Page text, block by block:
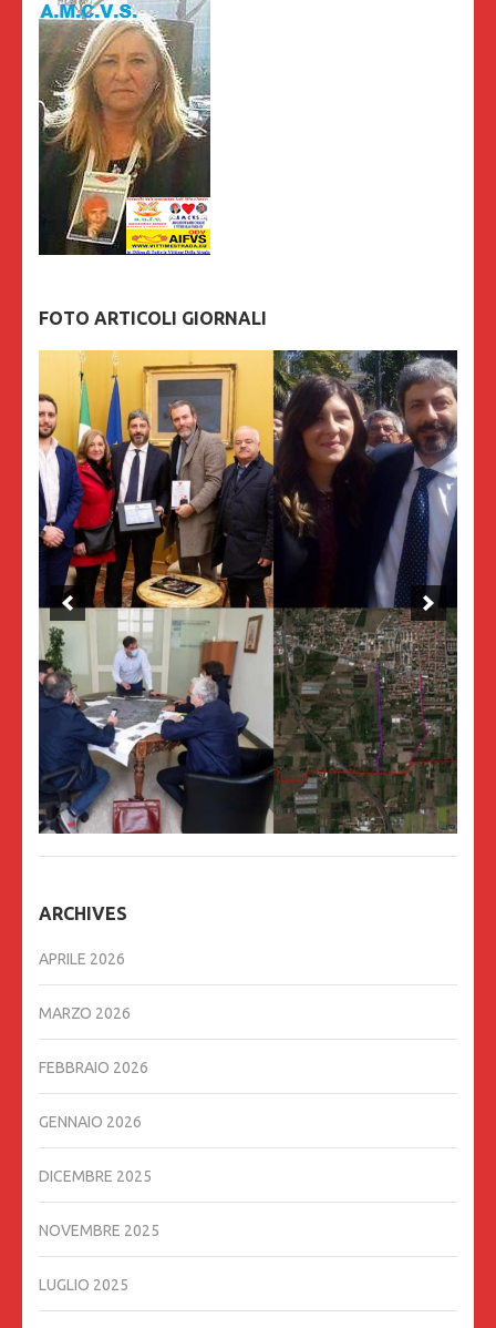
FOTO ARTICOLI GIORNALI
ARCHIVES
APRILE 2026
MARZO 2026
FEBBRAIO 2026
GENNAIO 2026
DICEMBRE 2025
NOVEMBRE 2025
LUGLIO 2025